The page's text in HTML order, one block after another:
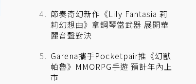
節奏奇幻新作《Lily Fantasia 莉
莉幻想曲》拿鋼琴當武器 展開華
麗音聲對決
Garena攜手Pocketpair推《幻獸
帕魯》MMORPG手遊 預計年內上
市